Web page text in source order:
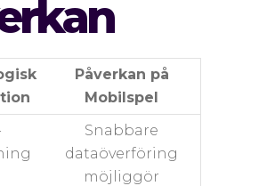
Påverkan på
Mobilspel
Snabbare
dataöverföring
möjliggör